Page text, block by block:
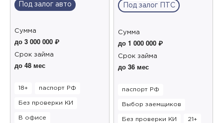
Под залог авто
Сумма
до 3 000 000 ₽
Срок займа
до 48 мес
18+ паспорт РФ
Без проверки КИ
В офисе
Под залог ПТС
Сумма
до 1 000 000 ₽
Срок займа
до 36 мес
паспорт РФ
Выбор заемщиков
Без проверки КИ 21+